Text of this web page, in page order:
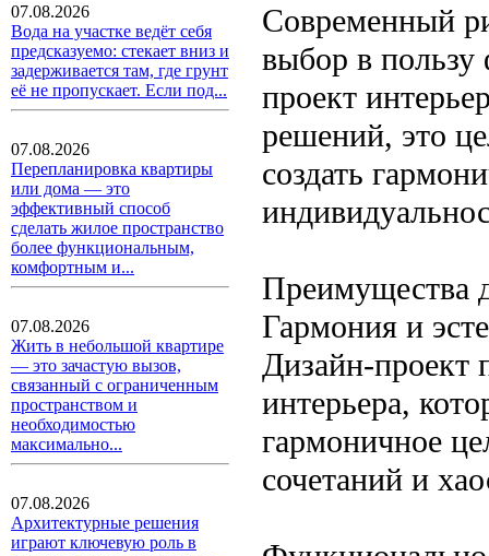
07.08.2026
Вода на участке ведёт себя
предсказуемо: стекает вниз и
задерживается там, где грунт
её не пропускает. Если под...
07.08.2026
Перепланировка квартиры
или дома — это
эффективный способ
сделать жилое пространство
более функциональным,
комфортным и...
07.08.2026
Жить в небольшой квартире
— это зачастую вызов,
связанный с ограниченным
пространством и
необходимостью
максимально...
07.08.2026
Архитектурные решения
играют ключевую роль в
Современный
выбор в пользу
проект
решений, это
создать
Преимущества
Гармония и
Дизайн-проект
интерьера,
гармоничное
сочетаний и